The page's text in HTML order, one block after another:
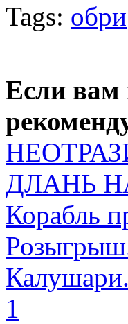
Tags: обри
Если вам
ДЛАНЬ
Корабль
1